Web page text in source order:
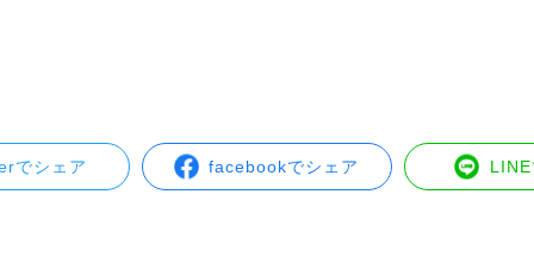
でシェア facebookでシェア LINE